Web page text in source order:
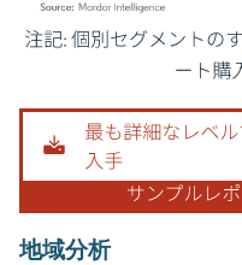
画像 © Mordor Intelligence。再
地域分析